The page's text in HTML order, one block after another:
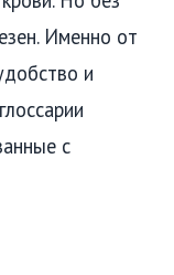
Именно от
и
с